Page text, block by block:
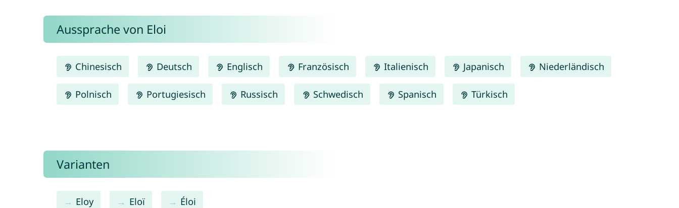
Aussprache von Eloi
Chinesisch Deutsch Englisch Französisch Italienisch Japanisch Niederländisch
Polnisch Portugiesisch Russisch Schwedisch Spanisch Türkisch
Varianten
Eloy Eloï Éloi